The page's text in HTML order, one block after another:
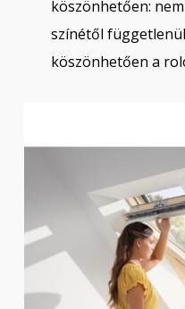
köszönhetően:
színétől
köszönhetően a